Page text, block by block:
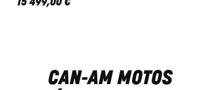
15 499,00 €
CAN-AM MOTOS